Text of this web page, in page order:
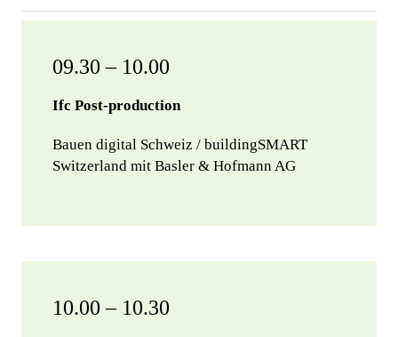
09.30 – 10.00
Ifc Post-production
Bauen digital Schweiz / buildingSMART
Switzerland mit Basler & Hofmann AG
10.00 – 10.30